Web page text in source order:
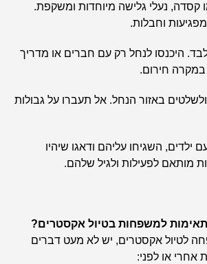
קסדה, נעלי גלישה מיוחדות ומשקפת.
וחבלות.
היכנסו לנחל רק עם חברים או מדריך
במקרה חירום.
ולשלטים באזור הנחל. אל תעברו על גבולות
ילדים, השגיחו עליהם ודאגו שיהיו
מותאם לפעילות ולגיל שלהם.
למשפחות בטיול אקסטרים?
לטיול אקסטרים, יש לא מעט דברים
אחרי או לפני: